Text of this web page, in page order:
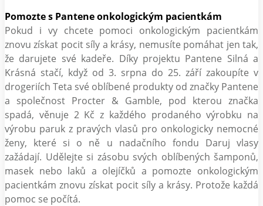
Pomozte s Pantene onkologickým pacientkám
Pokud i vy chcete pomoci onkologickým pacientkám
znovu získat pocit síly a krásy, nemusíte pomáhat jen tak,
že darujete své kadeře. Díky projektu Pantene Silná a
Krásná stačí, když od 3. srpna do 25. září zakoupíte v
drogeriích Teta své oblíbené produkty od značky Pantene
a společnost Procter & Gamble, pod kterou značka
spadá, věnuje 2 Kč z každého prodaného výrobku na
výrobu paruk z pravých vlasů pro onkologicky nemocné
ženy, které si o ně u nadačního fondu Daruj vlasy
zažádají. Udělejte si zásobu svých oblíbených šamponů,
masek nebo laků a olejíčků a pomozte onkologickým
pacientkám znovu získat pocit síly a krásy. Protože každá
pomoc se počítá.